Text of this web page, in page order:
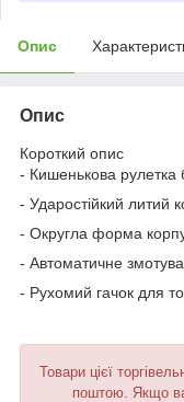
Опис
Опис
Короткий опис
- Кишенькова рулетка
- Ударостійкий литий
- Округла форма
- Автоматичне
- Рухомий гачок для
Товари цієї
поштою. Якщо